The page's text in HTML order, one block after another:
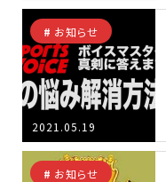
2021.05.19
お知らせ
お知らせ